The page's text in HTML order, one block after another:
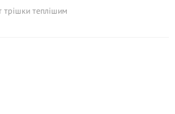
трішки теплішим